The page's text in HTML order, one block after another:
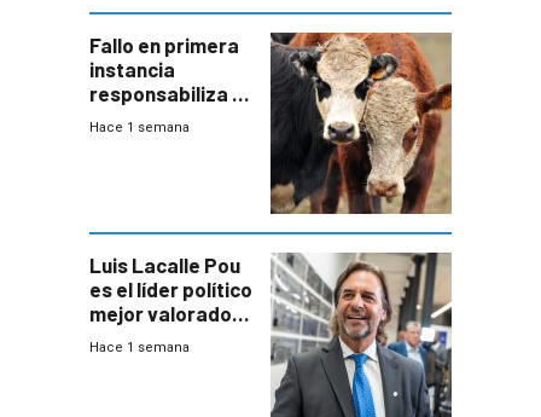
Fallo en primera
instancia
responsabiliza al
Estado por falta
Hace 1 semana
Luis Lacalle Pou
es el líder político
mejor valorado
del país, según
Hace 1 semana